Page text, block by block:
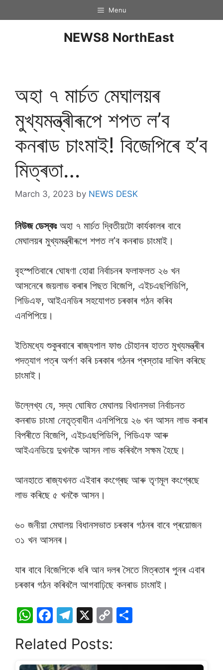
Menu
NEWS8 NorthEast
অহা ৭ মাৰ্চত মেঘালয়ৰ
মুখ্যমন্ত্ৰীৰূপে শপত ল’ব
কনৰাড চাংমাই! বিজেপিৰে হ’ব
মিত্ৰতা…
March 3, 2023 by NEWS DESK
নিউজ ডেস্কঃঅহা ৭ মাৰ্চত দ্বিতীয়টো কাৰ্যকালৰ বাবে
মেঘালয়ৰ মুখ্যমন্ত্ৰীৰূপে শপত ল’ব কনৰাড চাংমাই।
বৃহস্পতিবাৰে ঘোষণা হোৱা নিৰ্বাচনৰ ফলাফলত ২৬ খন
আসনেৰে জয়লাভ কৰাৰ পিছত বিজেপি, এইচএছপিডিপি,
পিডিএফ, আইএনডিৰ সহযোগত চৰকাৰ গঠন কৰিব
এনপিপিয়ে।
ইতিমধ্যে শুকুৰবাৰে ৰাজ্যপাল ফাগু চৌহানৰ হাতত মুখ্যমন্ত্ৰীৰ
পদত্যাগ পত্ৰ অৰ্পণ কৰি চৰকাৰ গঠনৰ প্ৰস্তাৱ দাখিল কৰিছে
চাংমাই।
উল্লেখ্য যে, সদ্য ঘোষিত মেঘালয় বিধানসভা নিৰ্বাচনত
কনৰাড চাংমা নেতৃত্বাধীন এনপিপিয়ে ২৬ খন আসন লাভ কৰাৰ
বিপৰীতে বিজেপি, এইচএছপিডিপি, পিডিএফ আৰু
আইএনডিয়ে দুখনকৈ আসন লাভ কৰিবলৈ সক্ষম হৈছে।
আনহাতে ৰাজ্যখনত এইবাৰ কংগ্ৰেছ আৰু তৃণমূল কংগ্ৰেছে
লাভ কৰিছে ৫ খনকৈ আসন।
৬০ জনীয়া মেঘালয় বিধানসভাত চৰকাৰ গঠনৰ বাবে প্ৰয়োজন
৩১ খন আসনৰ।
যাৰ বাবে বিজেপিকে ধৰি আন দলৰ সৈতে মিত্ৰতাৰ পুনৰ এবাৰ
চৰকাৰ গঠন কৰিবলৈ আগবাঢ়িছে কনৰাড চাংমাই।
W
at
s
F
c
e
T
e
gr
X
C
y e
Related Posts: